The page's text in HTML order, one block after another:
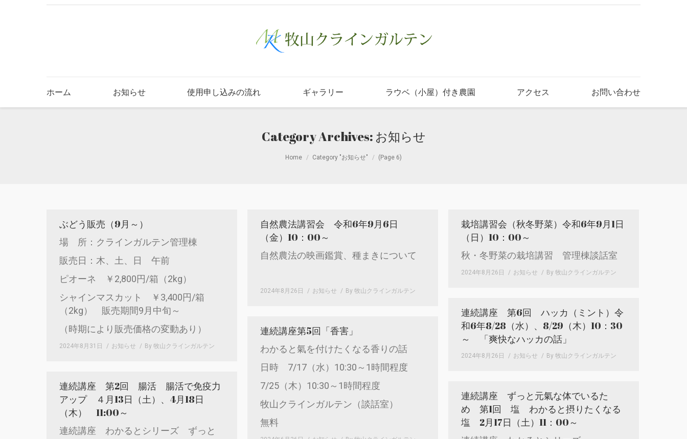
ホーム お知らせ 使用申し込みの流れ ギャラリー ラウベ（小屋）付き農園 アクセス お問い合わせ
Category Archives: お知らせ
Home Category "お知らせ" (Page 6)
ぶどう販売（9月～）
場 所：クラインガルテン管理棟
販売日：木、土、日 午前
ピオーネ ￥2,800円/箱（2kg）
シャインマスカット ￥3,400円/箱
（2kg） 販売期間9月中旬～
（時期により販売価格の変動あり）
2024年8月31日 お知らせ By 牧山クラインガルテン
自然農法講習会 令和6年9月6日
（金）10：00～
自然農法の映画鑑賞、種まきについて
2024年8月26日 お知らせ By 牧山クラインガルテン
栽培講習会（秋冬野菜）令和6年9月1日
（日）10：00～
秋・冬野菜の栽培講習 管理棟談話室
2024年8月26日 お知らせ By 牧山クラインガルテン
連続講座 第6回 ハッカ（ミント）令
和6年8/28（水）、8/29（木）10：30
～ 「爽快なハッカの話」
2024年8月26日 お知らせ By 牧山クラインガルテン
連続講座第5回「香害」
わかると氣を付けたくなる香りの話
日時 7/17（水）10:30～1時間程度
7/25（木）10:30～1時間程度
牧山クラインガルテン（談話室）
無料
連続講座 第2回 腸活 腸活で免疫力
アップ ４月13日（土）、4月18日
（木） 11:00～
連続講座 わかるとシリーズ ずっと
連続講座 ずっと元氣な体でいるた
め 第1回 塩 わかると摂りたくなる
塩 2月17日（土）11：00～